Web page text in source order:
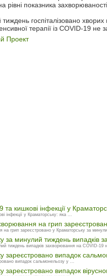
рівні показника
госпіталізовано
терапії із COVID-19 не
Проект
та кишкові інфекції у
інфекції у Краматорську: яка ...
на грип
на грип зареєстровано у Краматорську за
за минулий тиждень випадків
тиждень випадків захворювання на COVID-19
зареєстровано випадок
випадок сальмонельозу у ...
зареєстровано випадок